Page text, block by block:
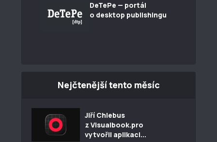
DeTePe — portál
o desktop publishingu
Nejčtenější tento měsíc
Jiří Chlebus
z Visualbook.pro
vytvořil aplikaci...